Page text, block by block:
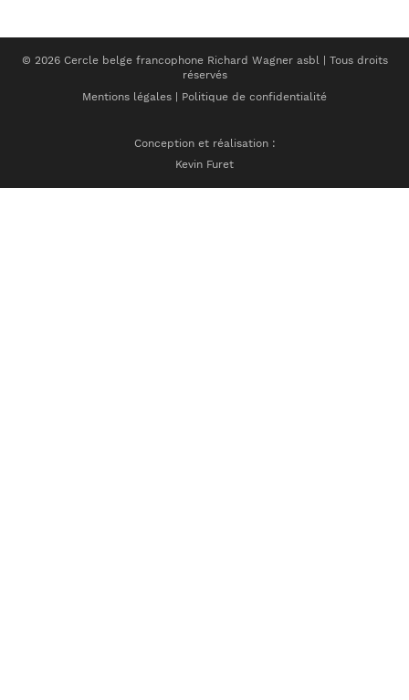
© 2026 Cercle belge francophone Richard Wagner asbl | Tous droits
réservés
Mentions légales | Politique de confidentialité
Conception et réalisation :
Kevin Furet